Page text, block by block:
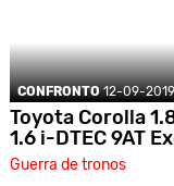
CONFRONTO 12-09-
Toyota Corolla
1.6 i-DTEC 9AT
Guerra de tronos